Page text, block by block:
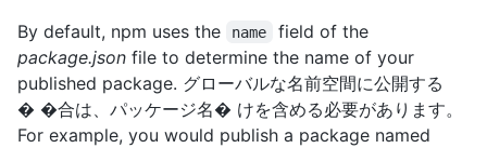
By default, npm uses the
name
field of the
package.json file to determine the name of your
published package. グローバルな名前空間に公開する
� �合は、パッケージ名� けを含める必要があります。
For example, you would publish a package named